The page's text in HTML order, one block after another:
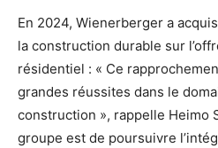
En 2024, Wienerberger a
la construction durable sur
résidentiel : « Ce
grandes réussites dans le
construction », rappelle Heimo
groupe est de poursuivre